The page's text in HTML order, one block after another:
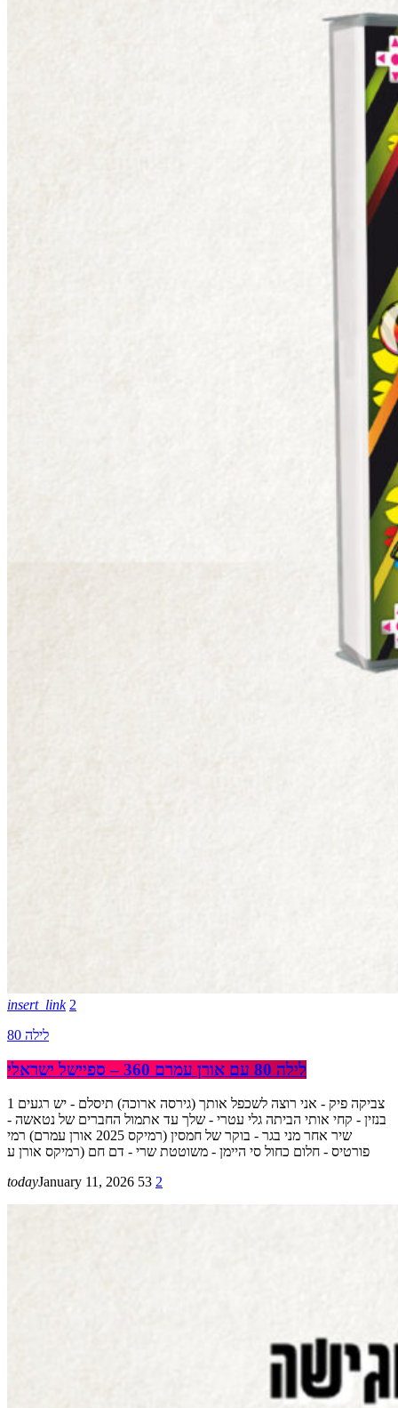
insert_link 2
לילה 80
לילה 80 עם אורן עמרם 360 – ספיישל ישראלי
1 צביקה פיק - אני רוצה לשכפל אותך (גירסה ארוכה) תיסלם - יש רגעים
בנזין - קחי אותי הביתה גלי עטרי - שלך עד אתמול החברים של נטאשה -
שיר אחר מני בגר - בוקר של חמסין (רמיקס 2025 אורן עמרם) רמי
פורטיס - חלום כחול סי היימן - משוטטת שרי - דם חם (רמיקס אורן ע
todayJanuary 11, 2026 53 2